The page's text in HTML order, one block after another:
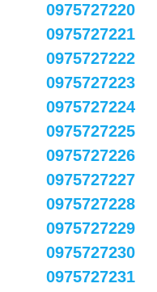
0975727220
0975727221
0975727222
0975727223
0975727224
0975727225
0975727226
0975727227
0975727228
0975727229
0975727230
0975727231